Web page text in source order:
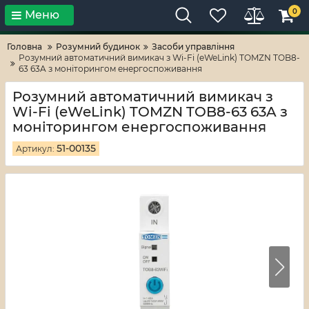
Тільки високі технології! RV-ZAFT
Меню 0
Головна Розумний будинок
Засоби управління
Розумний автоматичний вимикач з Wi-Fi (eWeLink) TOMZN TOB8-
63 63A з моніторингом енергоспоживання
Розумний автоматичний вимикач з
Wi-Fi (eWeLink) TOMZN TOB8-63 63A з
моніторингом енергоспоживання
Артикул: 51-00135